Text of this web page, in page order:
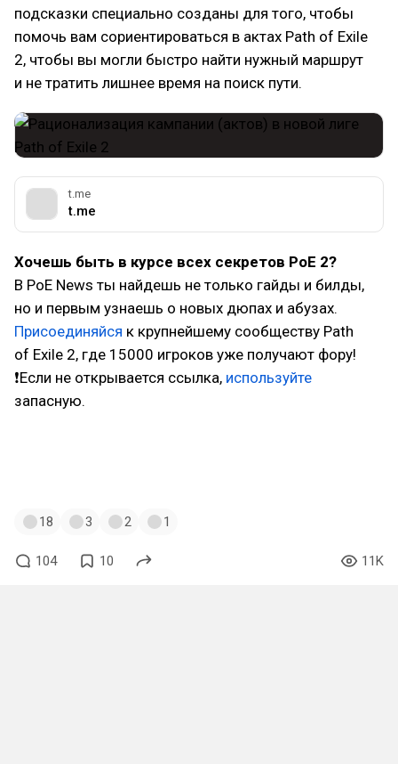
подсказки специально созданы для того, чтобы
помочь вам сориентироваться в актах Path of Exile
2, чтобы вы могли быстро найти нужный маршрут
и не тратить лишнее время на поиск пути.
t.me
t.me
Хочешь быть в курсе всех секретов PoE 2?
В PoE News ты найдешь не только гайды и билды,
но и первым узнаешь о новых дюпах и абузах.
Присоединяйся к крупнейшему сообществу Path
of Exile 2, где 15000 игроков уже получают фору!
❗Если не открывается ссылка, используйте
запасную.
18 3 2 1
104 10 11K